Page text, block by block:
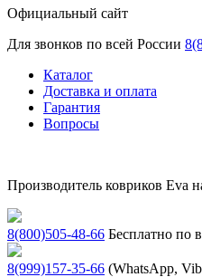
Официальный сайт
Для звонков по всей России
Каталог
Доставка и оплата
Гарантия
Вопросы
Производитель ковриков Eva
8(800)505-48-66 Бесплатно по
8(999)157-35-66 (WhatsApp,